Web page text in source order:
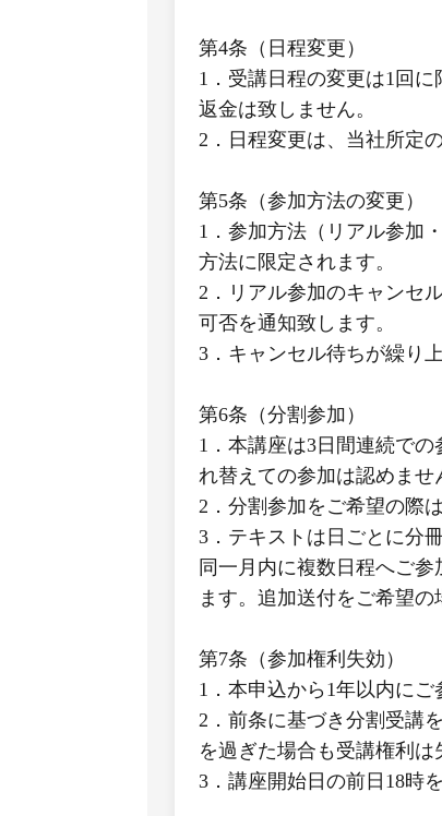
第4条（日程変更）
1．受講日程の変更は1回
返金は致しません。
2．日程変更は、当社所定
第5条（参加方法の変更）
1．参加方法（リアル参加
方法に限定されます。
2．リアル参加のキャンセ
可否を通知致します。
3．キャンセル待ちが繰り
第6条（分割参加）
1．本講座は3日間連続で
れ替えての参加は認めませ
2．分割参加をご希望の際
3．テキストは日ごとに分
同一月内に複数日程へご
ます。追加送付をご希望の
第7条（参加権利失効）
1．本申込から1年以内に
2．前条に基づき分割受講
を過ぎた場合も受講権利は
3．講座開始日の前日18時